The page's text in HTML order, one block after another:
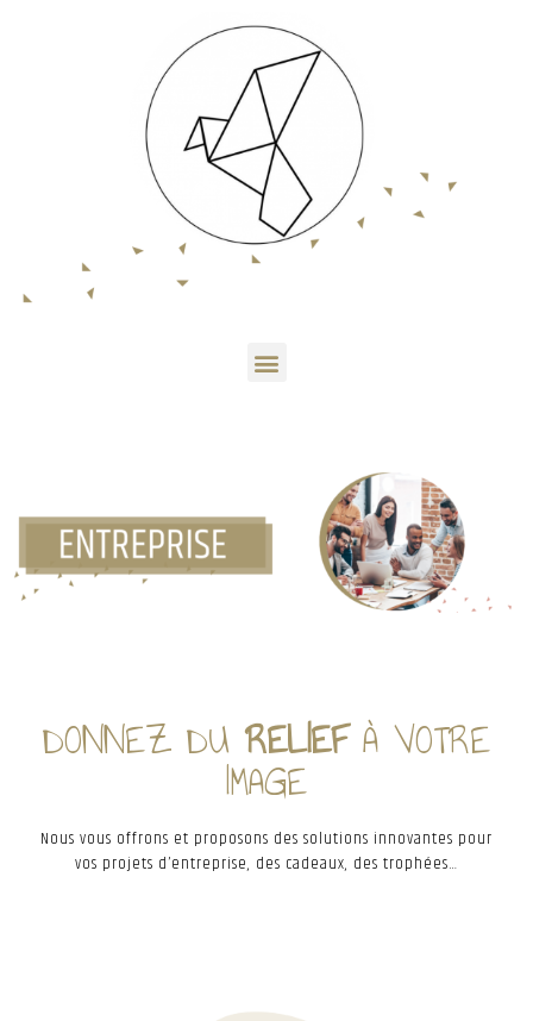
DONNEZ DURELIEFÀ VOTRE
IMAGE
Nous vous offrons et proposons des solutions innovantes pour
vos projets d’entreprise, des cadeaux, des trophées…